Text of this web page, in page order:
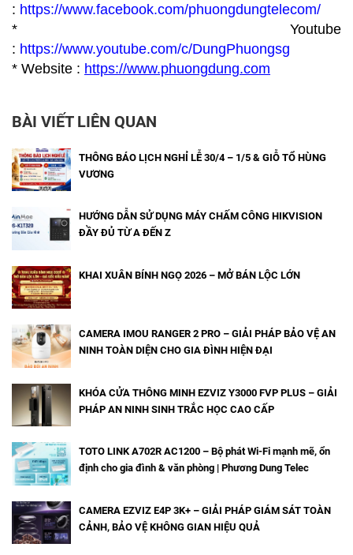
: https://www.facebook.com/phuongdungtelecom/
* Youtube
: https://www.youtube.com/c/DungPhuongsg
* Website : https://www.phuongdung.com
BÀI VIẾT LIÊN QUAN
THÔNG BÁO LỊCH NGHỈ LỄ 30/4 – 1/5 & GIỖ TỔ HÙNG
VƯƠNG
HƯỚNG DẪN SỬ DỤNG MÁY CHẤM CÔNG HIKVISION
ĐẦY ĐỦ TỪ A ĐẾN Z
KHAI XUÂN BÍNH NGỌ 2026 – MỞ BÁN LỘC LỚN
CAMERA IMOU RANGER 2 PRO – GIẢI PHÁP BẢO VỆ AN
NINH TOÀN DIỆN CHO GIA ĐÌNH HIỆN ĐẠI
KHÓA CỬA THÔNG MINH EZVIZ Y3000 FVP PLUS – GIẢI
PHÁP AN NINH SINH TRẮC HỌC CAO CẤP
TOTO LINK A702R AC1200 – Bộ phát Wi-Fi mạnh mẽ, ổn
định cho gia đình & văn phòng | Phương Dung Telec
CAMERA EZVIZ E4P 3K+ – GIẢI PHÁP GIÁM SÁT TOÀN
CẢNH, BẢO VỆ KHÔNG GIAN HIỆU QUẢ